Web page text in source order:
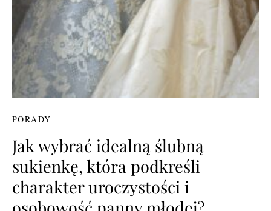
PORADY
Jak wybrać idealną ślubną
sukienkę, która podkreśli
charakter uroczystości i